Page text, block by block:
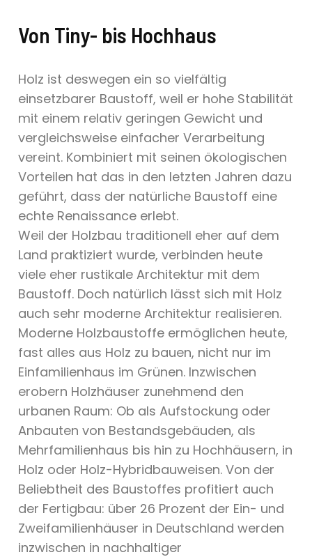
Von Tiny- bis Hochhaus
Holz ist deswegen ein so vielfältig
einsetzbarer Baustoff, weil er hohe Stabilität
mit einem relativ geringen Gewicht und
vergleichsweise einfacher Verarbeitung
vereint. Kombiniert mit seinen ökologischen
Vorteilen hat das in den letzten Jahren dazu
geführt, dass der natürliche Baustoff eine
echte Renaissance erlebt.
Weil der Holzbau traditionell eher auf dem
Land praktiziert wurde, verbinden heute
viele eher rustikale Architektur mit dem
Baustoff. Doch natürlich lässt sich mit Holz
auch sehr moderne Architektur realisieren.
Moderne Holzbaustoffe ermöglichen heute,
fast alles aus Holz zu bauen, nicht nur im
Einfamilienhaus im Grünen. Inzwischen
erobern Holzhäuser zunehmend den
urbanen Raum: Ob als Aufstockung oder
Anbauten von Bestandsgebäuden, als
Mehrfamilienhaus bis hin zu Hochhäusern, in
Holz oder Holz-Hybridbauweisen. Von der
Beliebtheit des Baustoffes profitiert auch
der Fertigbau: über 26 Prozent der Ein- und
Zweifamilienhäuser in Deutschland werden
inzwischen in nachhaltiger